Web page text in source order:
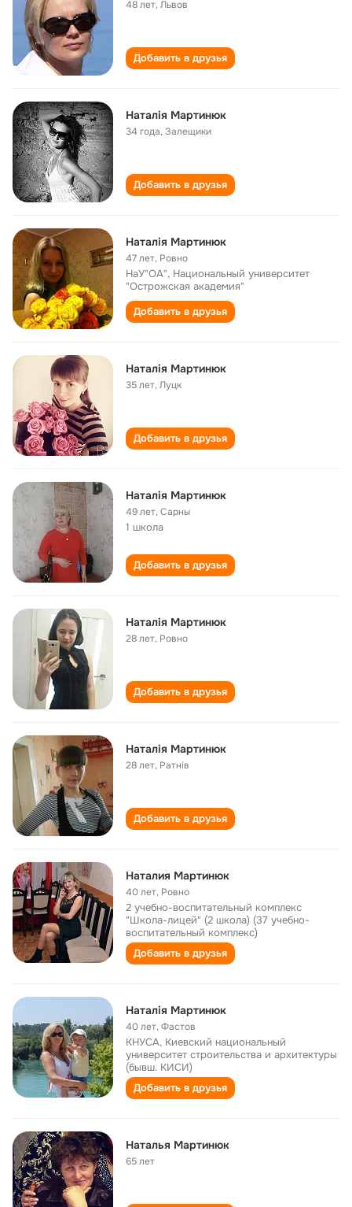
48 лет,Львов
Добавить в друзья
Наталія Мартинюк
34 года,Залещики
Добавить в друзья
Наталія Мартинюк
47 лет, Ровно
НаУ"ОА", Национальный университет
"Острожская академия"
Добавить в друзья
Наталія Мартинюк
35 лет,Луцк
Добавить в друзья
Наталія Мартинюк
49 лет,Сарны
1 школа
Добавить в друзья
Наталія Мартинюк
28 лет, Ровно
Добавить в друзья
Наталія Мартинюк
28 лет, Ратнів
Добавить в друзья
Наталия Мартинюк
40 лет, Ровно
2 учебно-воспитательный комплекс
"Школа-лицей" (2 школа) (37 учебно-
воспитательный комплекс)
Добавить в друзья
Наталія Мартинюк
40 лет,Фастов
КНУСА, Киевский национальный
университет строительства и архитектуры
(бывш. КИСИ)
Добавить в друзья
Наталья Мартинюк
65 лет